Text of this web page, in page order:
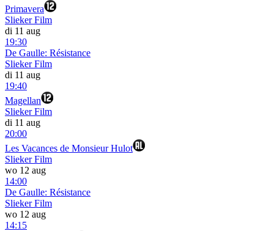
Primavera
Slieker Film
di 11 aug
19:30
De Gaulle: Résistance
Slieker Film
di 11 aug
19:40
Magellan
Slieker Film
di 11 aug
20:00
Les Vacances de Monsieur Hulot
Slieker Film
wo 12 aug
14:00
De Gaulle: Résistance
Slieker Film
wo 12 aug
14:15